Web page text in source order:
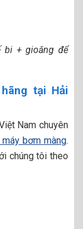
bi + gioăng để
tại Hải
Nam chuyên
bơm màng.
chúng tôi theo